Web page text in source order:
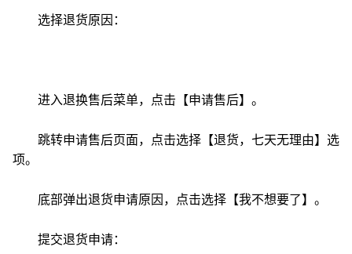
选择退货原因：
进入退换售后菜单，点击【申请售后】。
跳转申请售后页面，点击选择【退货，七天无理由】选
项。
底部弹出退货申请原因，点击选择【我不想要了】。
提交退货申请：